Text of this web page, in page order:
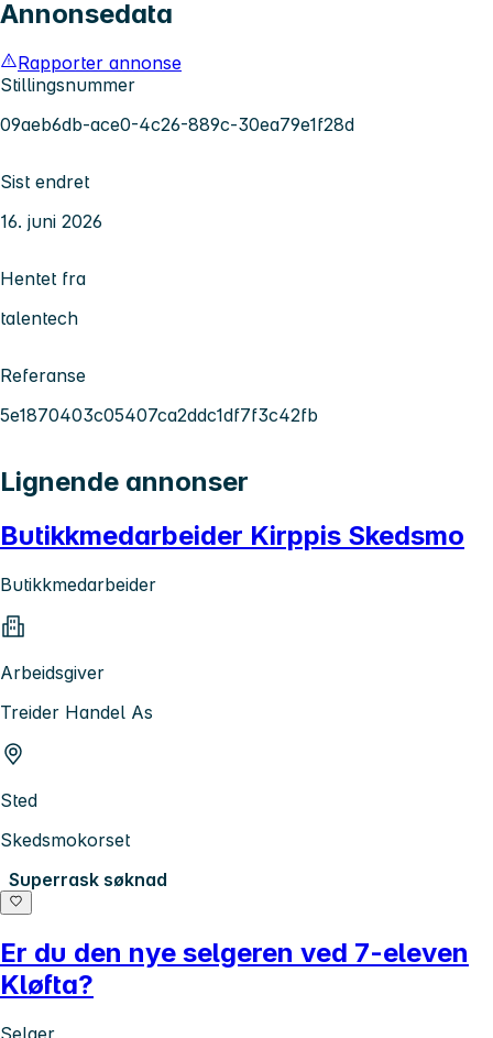
Annonsedata
Rapporter annonse
Stillingsnummer
09aeb6db-ace0-4c26-889c-30ea79e1f28d
Sist endret
16. juni 2026
Hentet fra
talentech
Referanse
5e1870403c05407ca2ddc1df7f3c42fb
Lignende annonser
Butikkmedarbeider Kirppis Skedsmo
Butikkmedarbeider
Arbeidsgiver
Treider Handel As
Sted
Skedsmokorset
Superrask søknad
Er du den nye selgeren ved 7-eleven
Kløfta?
Selger